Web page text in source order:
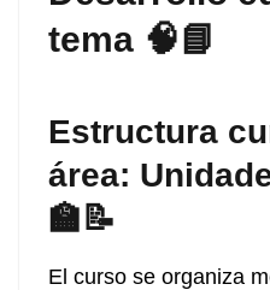
tema 🧠📘
Estructura
área:
🏫📝
El curso se organiza